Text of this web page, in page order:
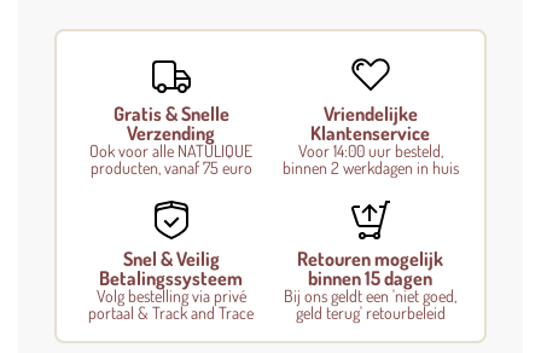
d
.
.
.
Gratis & Snelle
Verzending
Ook voor alle NATULIQUE
producten, vanaf 75 euro
Vriendelijke
Klantenservice
Voor 14:00 uur besteld,
binnen 2 werkdagen in huis
Snel & Veilig
Betalingssysteem
Volg bestelling via privé
portaal & Track and Trace
Retouren mogelijk
binnen 15 dagen
Bij ons geldt een 'niet goed,
geld terug' retourbeleid